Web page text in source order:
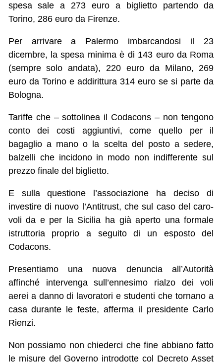
spesa sale a 273 euro a biglietto partendo da
Torino, 286 euro da Firenze.
Per arrivare a Palermo imbarcandosi il 23
dicembre, la spesa minima è di 143 euro da Roma
(sempre solo andata), 220 euro da Milano, 269
euro da Torino e addirittura 314 euro se si parte da
Bologna.
Tariffe che – sottolinea il Codacons – non tengono
conto dei costi aggiuntivi, come quello per il
bagaglio a mano o la scelta del posto a sedere,
balzelli che incidono in modo non indifferente sul
prezzo finale del biglietto.
E sulla questione l’associazione ha deciso di
investire di nuovo l’Antitrust, che sul caso del caro-
voli da e per la Sicilia ha già aperto una formale
istruttoria proprio a seguito di un esposto del
Codacons.
Presentiamo una nuova denuncia all’Autorità
affinché intervenga sull’ennesimo rialzo dei voli
aerei a danno di lavoratori e studenti che tornano a
casa durante le feste, afferma il presidente Carlo
Rienzi.
Non possiamo non chiederci che fine abbiano fatto
le misure del Governo introdotte col Decreto Asset